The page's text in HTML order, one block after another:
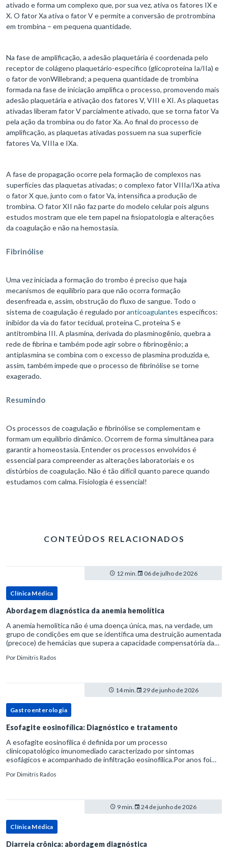
ativado e forma um complexo que, por sua vez, ativa os fatores IX e
X. O fator Xa ativa o fator V e permite a conversão de protrombina
em trombina – em pequena quantidade.
Na fase de amplificação, a adesão plaquetária é coordenada pelo
receptor de colágeno plaquetário-específico (glicoproteína Ia/IIa) e
o fator de vonWillebrand; a pequena quantidade de trombina
formada na fase de iniciação amplifica o processo, promovendo mais
adesão plaquetária e ativação dos fatores V, VIII e XI. As plaquetas
ativadas liberam fator V parcialmente ativado, que se torna fator Va
pela ação da trombina ou do fator Xa. Ao final do processo de
amplificação, as plaquetas ativadas possuem na sua superfície
fatores Va, VIIIa e IXa.
A fase de propagação ocorre pela formação de complexos nas
superfícies das plaquetas ativadas; o complexo fator VIIIa/IXa ativa
o fator X que, junto com o fator Va, intensifica a produção de
trombina. O fator XII não faz parte do modelo celular pois alguns
estudos mostram que ele tem papel na fisiopatologia e alterações
da coagulação e não na hemostasia.
Fibrinólise
Uma vez iniciada a formação do trombo é preciso que haja
mecanismos de equilíbrio para que não ocorra formação
desenfreada e, assim, obstrução do fluxo de sangue. Todo o
sistema de coagulação é regulado poranticoagulantes específicos:
inibidor da via do fator tecidual, proteína C, proteína S e
antitrombina III. A plasmina, derivada do plasminogênio, quebra a
rede de fibrina e também pode agir sobre o fibrinogênio; a
antiplasmina se combina com o excesso de plasmina produzida e,
assim, também impede que o processo de fibrinólise se torne
exagerado.
Resumindo
Os processos de coagulação e fibrinólise se complementam e
formam um equilíbrio dinâmico. Ocorrem de forma simultânea para
garantir a homeostasia. Entender os processos envolvidos é
essencial para compreender as alterações laboratoriais e os
distúrbios de coagulação. Não é tão difícil quanto parece quando
estudamos com calma. Fisiologia é essencial!
CONTEÚDOS RELACIONADOS
12 min. 06 de julho de 2026
Clínica Médica
Abordagem diagnóstica da anemia hemolítica
A anemia hemolítica não é uma doença única, mas, na verdade, um
grupo de condições em que se identifica uma destruição aumentada
(precoce) de hemácias que supera a capacidade compensatória da
PorDimitris Rados
14 min. 29 de junho de 2026
Gastroenterologia
Esofagite eosinofílica: Diagnóstico e tratamento
A esofagite eosinofílica é definida por um processo
clinicopatológico imunomediado caracterizado por sintomas
esofágicos e acompanhado de infiltração eosinofílica.Por anos foi
refluxo gastr
PorDimitris Rados
9 min. 24 de junho de 2026
Clínica Médica
Diarreia crônica: abordagem diagnóstica